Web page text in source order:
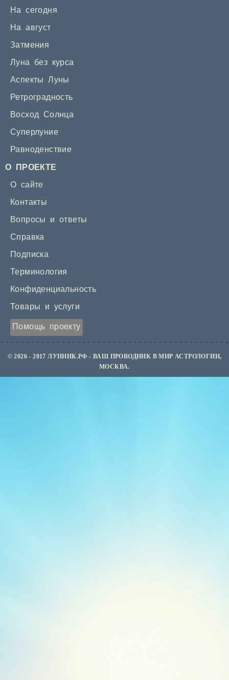
На сегодня
На август
Затмения
Луна без курса
Аспекты Луны
Ретроградность
Восход Солнца
Суперлуние
Равноденствие
О ПРОЕКТЕ
О сайте
Контакты
Вопросы и ответы
Справка
Подписка
Терминология
Конфиденциальность
Товары и услуги
Помощь проекту
© 2026 - 2017 ЛУННИК.РФ - ВАШ ПРОВОДНИК В МИР АСТРОЛОГИИ,
МОСКВА.